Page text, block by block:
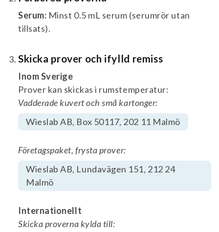
Serum: Minst 0.5 mL serum (serumrör utan
tillsats).
Skicka prover och ifylld remiss
Inom Sverige
Prover kan skickas i rumstemperatur:
Vadderade kuvert och små kartonger:
Wieslab AB, Box 50117, 202 11 Malmö
Företagspaket, frysta prover:
Wieslab AB, Lundavägen 151, 212 24
Malmö
Internationellt
Skicka proverna kylda till: